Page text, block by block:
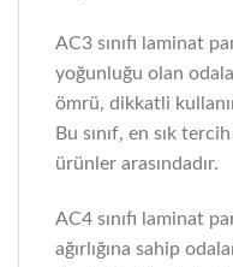
AC3 sınıfı laminat
yoğunluğu olan
ömrü, dikkatli
Bu sınıf, en sık
ürünler arasındadır.
AC4 sınıfı laminat
ağırlığına sahip